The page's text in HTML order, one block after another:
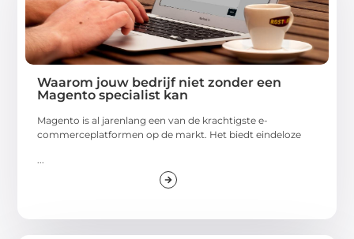
Waarom jouw bedrijf niet zonder een
Magento specialist kan
Magento is al jarenlang een van de krachtigste e-
commerceplatformen op de markt. Het biedt eindeloze
...